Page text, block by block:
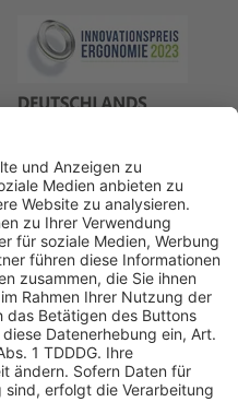
Impressum